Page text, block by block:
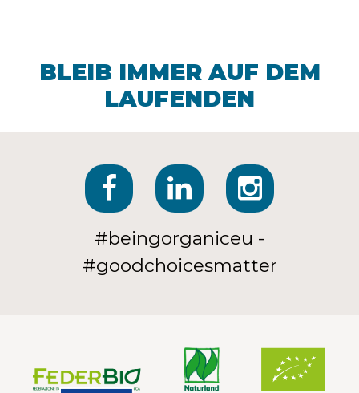
BLEIB IMMER AUF DEM
LAUFENDEN
#beingorganiceu -
#goodchoicesmatter